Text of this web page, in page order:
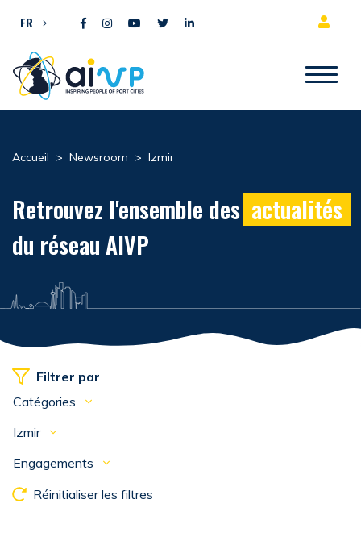
FR
Accueil > Newsroom > Izmir
Retrouvez l'ensemble des actualités
du réseau AIVP
Filtrer par
Catégories
Izmir
Engagements
Réinitialiser les filtres